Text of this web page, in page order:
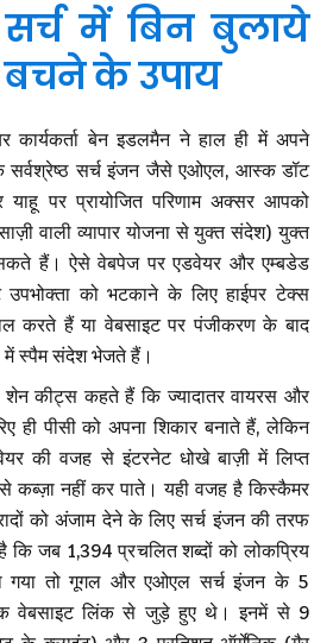
में बिन बुलाये
के उपाय
कार्यकर्ता बेन इडलमैन ने हाल ही में अपने
सर्वश्रेष्ठ सर्च इंजन जैसे एओएल, आस्क डॉट
पर प्रायोजित परिणाम अक्सर आपको
वाली व्यापार योजना से युक्त संदेश) युक्त
हैं। ऐसे वेबपेज पर एडवेयर और एम्बडेड
उपभोक्ता को भटकाने के लिए हाईपर टेक्स
करते हैं या वेबसाइट पर पंजीकरण के बाद
में स्पैम संदेश भेजते हैं।
शेन कीट्स कहते हैं कि ज्यादातर वायरस और
ही पीसी को अपना शिकार बनाते हैं, लेकिन
की वजह से इंटरनेट धोखे बाज़ी में लिप्त
से कब्ज़ा नहीं कर पाते। यही वजह है किस्कैमर
को अंजाम देने के लिए सर्च इंजन की तरफ
कि जब 1,394 प्रचलित शब्दों को लोकप्रिय
गया तो गूगल और एओएल सर्च इंजन के 5
वेबसाइट लिंक से जुड़े हुए थे। इनमें से 9